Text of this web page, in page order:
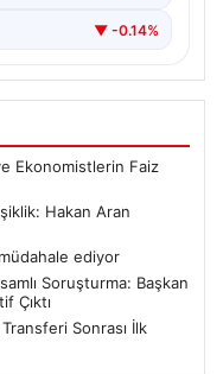
▼ -0.14%
Ekonomistlerin Faiz
Hakan Aran
müdahale ediyor
Soruşturma: Başkan
Çıktı
Sonrası İlk